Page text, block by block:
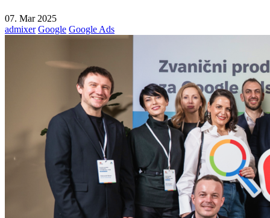
07. Mar 2025
admixer Google Google Ads